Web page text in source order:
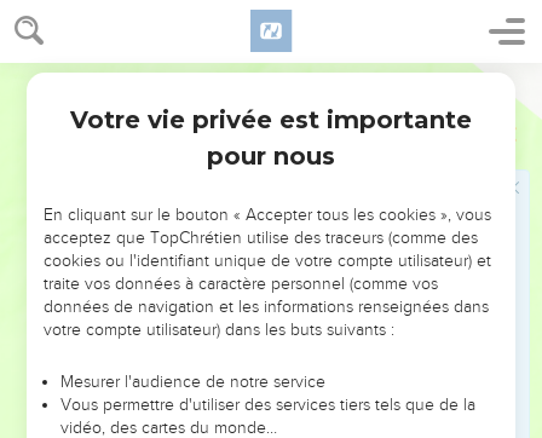
Exode 20
Et ils dirent à Moïse : Parle-nous toi-même, et nous
écouterons ; mais que Dieu ne parle point avec nous, de
peur que nous ne mourions.
venu pour vous éprouver, et afin que sa crainte soit devant
vous, en sorte que vous ne péchiez point.
l'obscurité où était Dieu.
Loi concernant l'autel des sacrifices
Et l'Éternel dit à Moïse : Tu diras ainsi aux enfants d'Israël :
Vous ne ferez point, à côté de moi, des dieux d'argent, et
vous ne ferez point des dieux d'or.
Votre vie privée est importante
pour nous
En cliquant sur le bouton « Accepter tous les cookies », vous
acceptez que TopChrétien utilise des traceurs (comme des
cookies ou l'identifiant unique de votre compte utilisateur) et
traite vos données à caractère personnel (comme vos
données de navigation et les informations renseignées dans
votre compte utilisateur) dans les buts suivants :
Mesurer l'audience de notre service
Vous permettre d'utiliser des services tiers tels que de la
vidéo, des cartes du monde…